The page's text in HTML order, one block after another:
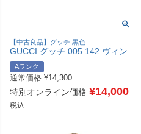
【中古良品】グッチ 黒色
GUCCI グッチ 005 142 ヴィン
テージ りぼん リボン セカンド
バッグ カバン ポーチ クラッチ
バッグ サテン ユニセックス ブ
ラック 【中古】
Aランク
通常価格 ¥14,300
特別オンライン価格 ¥14,000
税込